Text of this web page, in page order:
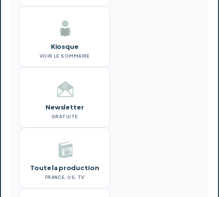
Kiosque
VOIR LE SOMMAIRE
Newsletter
GRATUITE
Toute la production
FRANCE, US, TV